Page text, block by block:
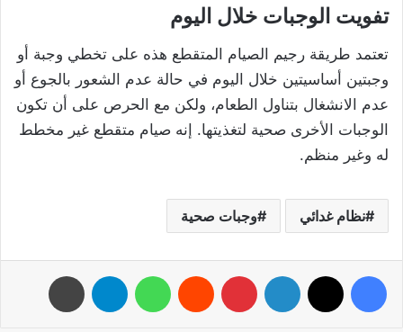
تفويت الوجبات خلال اليوم
تعتمد طريقة رجيم الصيام المتقطع هذه على تخطي وجبة أو
وجبتين أساسيتين خلال اليوم في حالة عدم الشعور بالجوع أو
عدم الانشغال بتناول الطعام، ولكن مع الحرص على أن تكون
الوجبات الأخرى صحية لتغذيتها. إنه صيام متقطع غير مخطط
له وغير منظم.
نظام غدائي وجبات صحية
فيسبوك لينكدإن بينتيريست واتساب تيلقرام